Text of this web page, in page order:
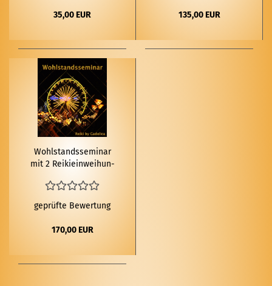
35,00 EUR 135,00 EUR
Wohl­stands­se­mi­nar
mit 2 Rei­ki­ein­wei­hun­
geprüfte Bewertung
170,00 EUR